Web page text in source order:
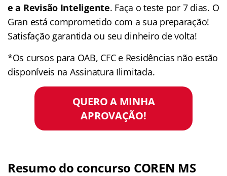
e a Revisão Inteligente. Faça o teste por 7 dias. O
Gran está comprometido com a sua preparação!
Satisfação garantida ou seu dinheiro de volta!
*Os cursos para OAB, CFC e Residências não estão
disponíveis na Assinatura Ilimitada.
QUERO A MINHA
APROVAÇÃO!
Resumo do concurso COREN MS